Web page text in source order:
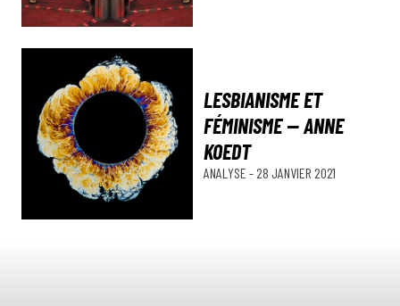
LESBIANISME ET
FÉMINISME — ANNE
KOEDT
ANALYSE - 28 JANVIER 2021